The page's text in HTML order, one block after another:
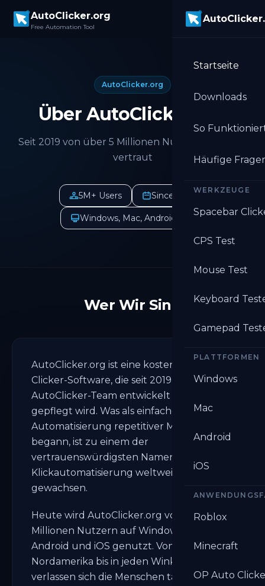
AutoClicker.org
Free Automation Tool
Startseite
Downloads
So
Häufige
WERKZEUGE
Spacebar
CPS Test
Mouse Test
Keyboard
Gamepad
PLATTFORMEN
Windows
Mac
Android
iOS
Roblox
Minecraft
OP Auto
AutoClicker.org
Über AutoClicker.org
Seit 2019 von über 5 Millionen Nutzern weltweit
vertraut
5M+ Users Since 2019
Windows, Mac, Android, iOS
Wer Wir Sind
AutoClicker.org ist eine kostenlose Auto-
Clicker-Software, die seit 2019 vom
AutoClicker-Team entwickelt und
gepflegt wird. Was als einfaches Tool zur
Automatisierung repetitiver Mausklicks
begann, ist zu einem der
vertrauenswürdigsten Namen in der
Klickautomatisierung weltweit
gewachsen.
Heute wird AutoClicker.org von über 5
Millionen Nutzern auf Windows, Mac,
Android und iOS genutzt. Von
Nordamerika bis in jeden Winkel der Welt
verlassen sich die Menschen täglich